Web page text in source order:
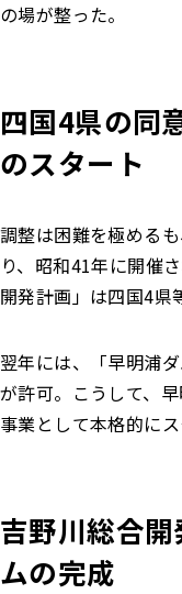
の場が整った。
四国4県の同
のスタート
調整は困難を極める
り、昭和41年に開催
開発計画」は四国4県
翌年には、「早明浦
が許可。こうして、
事業として本格的にス
吉野川総合
ムの完成